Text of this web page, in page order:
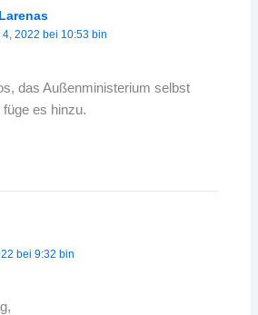
4, 2022 bei 10:53 bin
das Außenministerium selbst
es hinzu.
bei 9:32 bin